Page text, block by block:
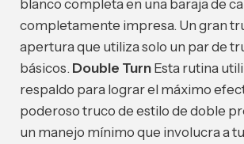
blanco completa en una baraja de
completamente impresa. Un gran
apertura que utiliza solo un par de
básicos. Double Turn Esta rutina
respaldo para lograr el máximo
poderoso truco de estilo de doble
un manejo mínimo que involucra a